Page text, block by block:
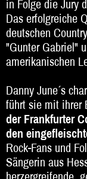
Rockband
Walk-Act
Weltmusik
Sonstiges
in Folge die Jury
Das erfolgreiche
deutschen
"Gunter Gabriel"
amerikanischen
Danny June´s
führt sie mit ihrer
der Frankfurter
den
Rock-Fans und
Sängerin aus